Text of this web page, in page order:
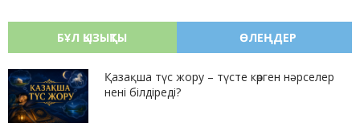
БҰЛ ҚЫЗЫҚТЫ ӨЛЕҢДЕР
Қазақша түс жору – түсте көрген нәрселер
нені білдіреді?